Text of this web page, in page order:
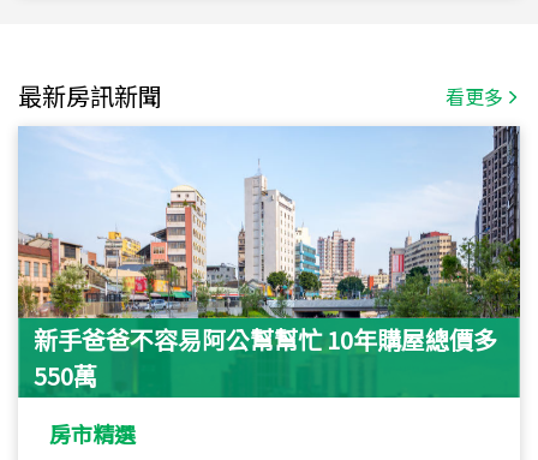
最新房訊新聞 看更多
新手爸爸不容易阿公幫幫忙 10年購屋總價多
550萬
房市精選